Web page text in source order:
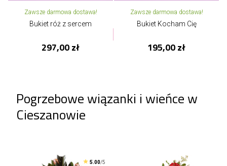
Zawsze darmowa dostawa!
Bukiet róż z sercem
297,00 zł
Zawsze darmowa dostawa!
Bukiet Kocham Cię
195,00 zł
Pogrzebowe wiązanki i wieńce w
Cieszanowie
5.00/5